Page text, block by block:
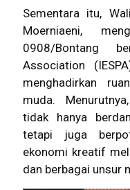
Sementara itu,
Moerniaeni,
0908/Bontang
Association
menghadirkan
muda.
tidak hanya
tetapi juga
ekonomi kreatif
dan berbagai unsur